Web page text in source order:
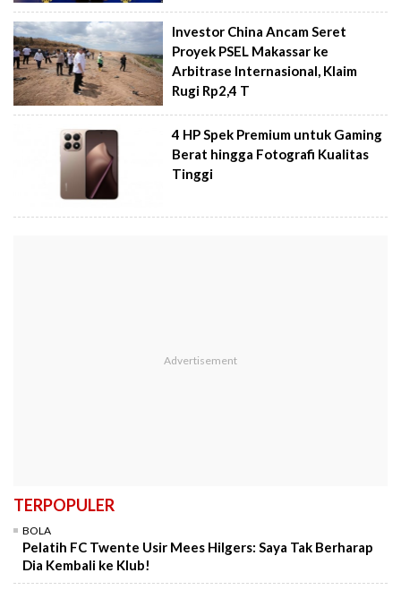
Investor China Ancam Seret
Proyek PSEL Makassar ke
Arbitrase Internasional, Klaim
Rugi Rp2,4 T
4 HP Spek Premium untuk Gaming
Berat hingga Fotografi Kualitas
Tinggi
TERPOPULER
BOLA
Pelatih FC Twente Usir Mees Hilgers: Saya Tak Berharap
Dia Kembali ke Klub!